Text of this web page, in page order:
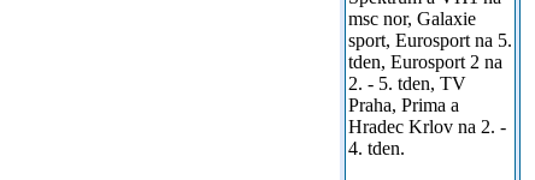
msc nor, Galaxie
sport, Eurosport na 5.
tden, Eurosport 2 na
2. - 5. tden, TV
Praha, Prima a
Hradec Krlov na 2. -
4. tden.